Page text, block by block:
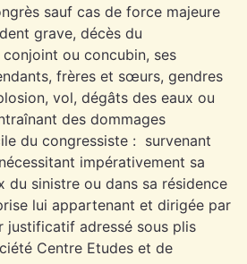
sauf cas de force majeure
grave, décès du
ou concubin, ses
frères et sœurs, gendres
vol, dégâts des eaux ou
des dommages
du congressiste : survenant
impérativement sa
du sinistre ou dans sa résidence
lui appartenant et dirigée par
justificatif adressé sous plis
Centre Etudes et de